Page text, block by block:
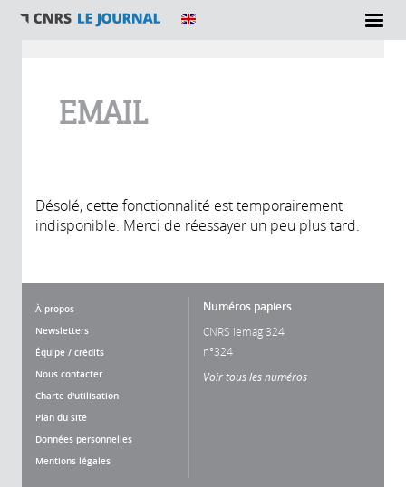
EMAIL
Désolé, cette fonctionnalité est temporairement
indisponible. Merci de réessayer un peu plus tard.
À propos
Newsletters
Équipe / crédits
Nous contacter
Charte d'utilisation
Plan du site
Données personnelles
Mentions légales
Numéros papiers
CNRS lemag 324
n°324
Voir tous les numéros